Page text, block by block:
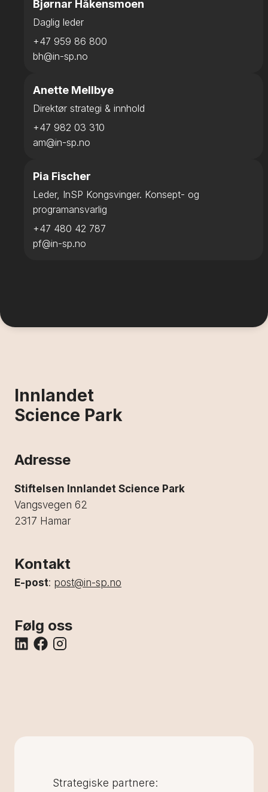
Bjørnar Håkensmoen
Daglig leder
+47 959 86 800
bh@in-sp.no
Anette Mellbye
Direktør strategi & innhold
+47 982 03 310
am@in-sp.no
Pia Fischer
Leder, InSP Kongsvinger. Konsept- og
programansvarlig
+47 480 42 787
pf@in-sp.no
Innlandet
Science Park
Adresse
Stiftelsen Innlandet Science Park
Vangsvegen 62
2317 Hamar
Kontakt
E-post: post@in-sp.no
Følg oss
Strategiske partnere: